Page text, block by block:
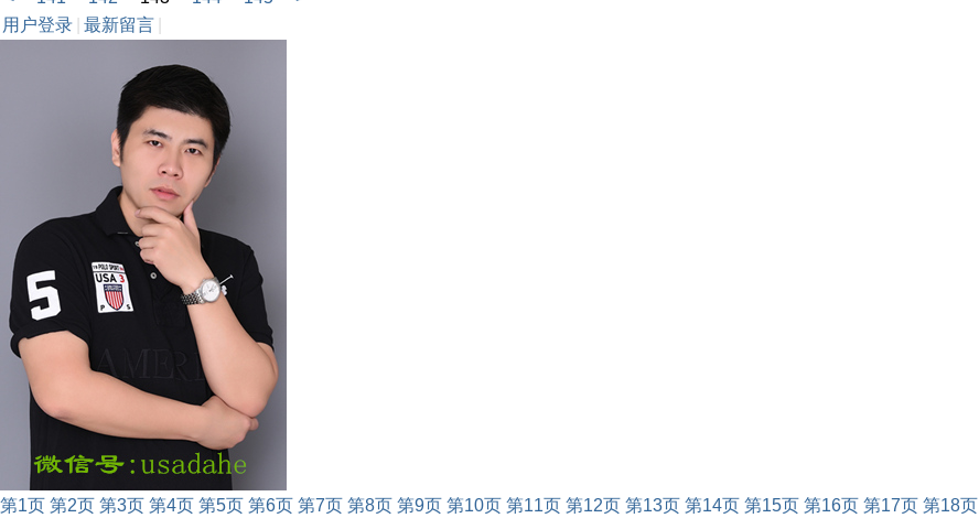
用户登录 最新留言
第1页 第2页 第3页 第4页 第5页 第6页 第7页 第8页 第9页 第10页 第11页 第12页 第13页 第14页 第15页 第16页 第17页 第18页